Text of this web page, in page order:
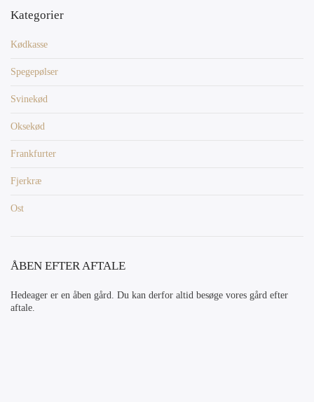
Kategorier
Kødkasse
Spegepølser
Svinekød
Oksekød
Frankfurter
Fjerkræ
Ost
ÅBEN EFTER AFTALE
Hedeager er en åben gård. Du kan derfor altid besøge vores gård efter
aftale.